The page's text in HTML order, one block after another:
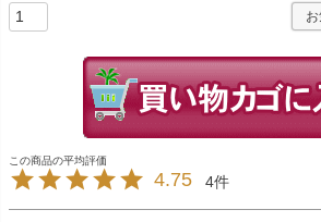
4.75 4